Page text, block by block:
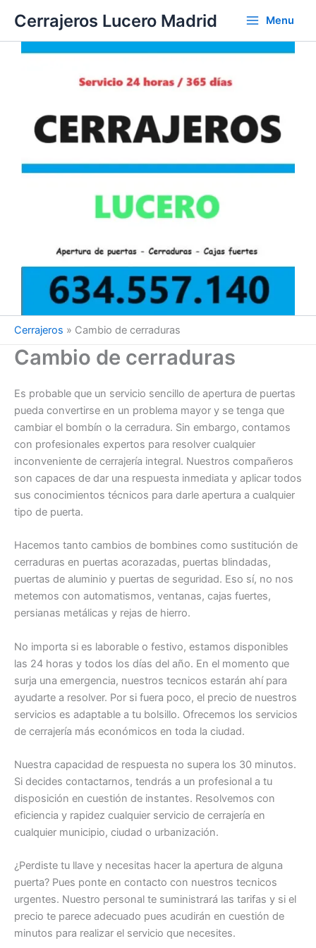
contenido
Cerrajeros Lucero Madrid Menu
Cerrajeros » Cambio de cerraduras
Cambio de cerraduras
Es probable que un servicio sencillo de apertura de puertas
pueda convertirse en un problema mayor y se tenga que
cambiar el bombín o la cerradura. Sin embargo, contamos
con profesionales expertos para resolver cualquier
inconveniente de cerrajería integral. Nuestros compañeros
son capaces de dar una respuesta inmediata y aplicar todos
sus conocimientos técnicos para darle apertura a cualquier
tipo de puerta.
Hacemos tanto cambios de bombines como sustitución de
cerraduras en puertas acorazadas, puertas blindadas,
puertas de aluminio y puertas de seguridad. Eso sí, no nos
metemos con automatismos, ventanas, cajas fuertes,
persianas metálicas y rejas de hierro.
No importa si es laborable o festivo, estamos disponibles
las 24 horas y todos los días del año. En el momento que
surja una emergencia, nuestros tecnicos estarán ahí para
ayudarte a resolver. Por si fuera poco, el precio de nuestros
servicios es adaptable a tu bolsillo. Ofrecemos los servicios
de cerrajería más económicos en toda la ciudad.
Nuestra capacidad de respuesta no supera los 30 minutos.
Si decides contactarnos, tendrás a un profesional a tu
disposición en cuestión de instantes. Resolvemos con
eficiencia y rapidez cualquier servicio de cerrajería en
cualquier municipio, ciudad o urbanización.
¿Perdiste tu llave y necesitas hacer la apertura de alguna
puerta? Pues ponte en contacto con nuestros tecnicos
urgentes. Nuestro personal te suministrará las tarifas y si el
precio te parece adecuado pues acudirán en cuestión de
minutos para realizar el servicio que necesites.